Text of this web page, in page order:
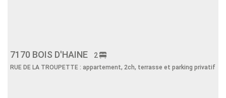
7170 BOIS D'HAINE 2
RUE DE LA TROUPETTE : appartement, 2ch, terrasse et parking privatif